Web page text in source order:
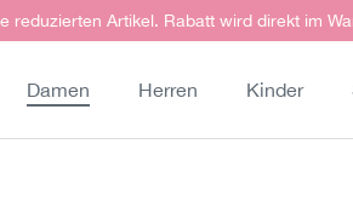
reduzierten Artikel. Rabatt wird direkt im
Damen Herren Kinder